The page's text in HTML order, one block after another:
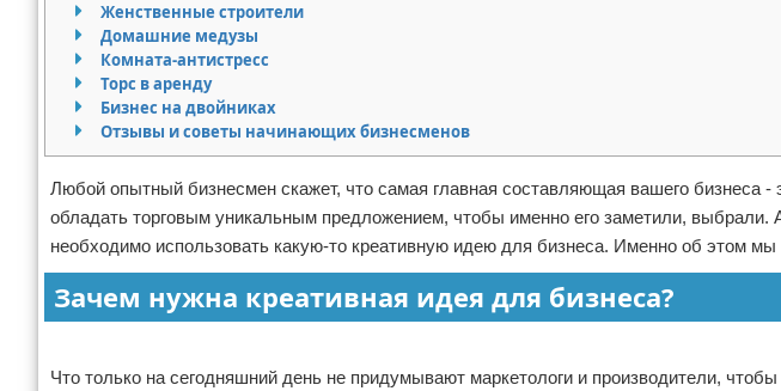
Самосовершенствование
Финансы
Условия предоставления информации
Отказ от ответственности
Женственные строители
Домашние медузы
Комната-антистресс
Торс в аренду
Бизнес на двойниках
Отзывы и советы начинающих бизнесменов
Любой опытный бизнесмен скажет, что самая главная составляющая вашего бизнеса -
обладать торговым уникальным предложением, чтобы именно его заметили, выбрали.
необходимо использовать какую-то креативную идею для бизнеса. Именно об этом мы
Зачем нужна креативная идея для бизнеса?
Что только на сегодняшний день не придумывают маркетологи и производители,